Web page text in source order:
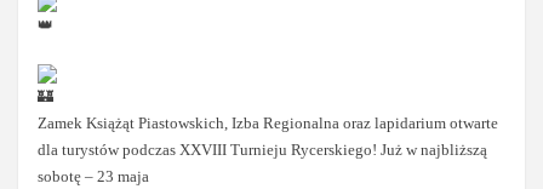
Zamek Książąt Piastowskich, Izba Regionalna oraz lapidarium otwarte
dla turystów podczas XXVIII Turnieju Rycerskiego! Już w najbliższą
sobotę – 23 maja